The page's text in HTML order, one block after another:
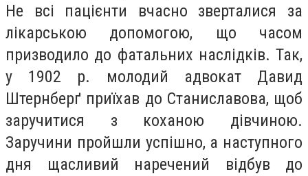
Не всі пацієнти вчасно зверталися за
лікарською допомогою, що часом
призводило до фатальних наслідків. Так,
у 1902 р. молодий адвокат Давид
Штернберґ приїхав до Станиславова, щоб
заручитися з коханою дівчиною.
Заручини пройшли успішно, а наступного
дня щасливий наречений відбув до